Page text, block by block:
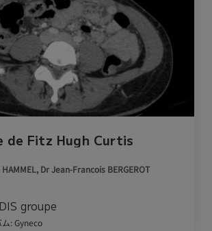
de Fitz Hugh Curtis
Dr Jean-Francois BERGEROT
groupe
: Gyneco